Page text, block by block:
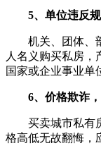
5、单位违反
机关、团体、
人名义购买私房
国家或企业事业单
6、价格欺诈
买卖城市私有
格高低无故翻悔，